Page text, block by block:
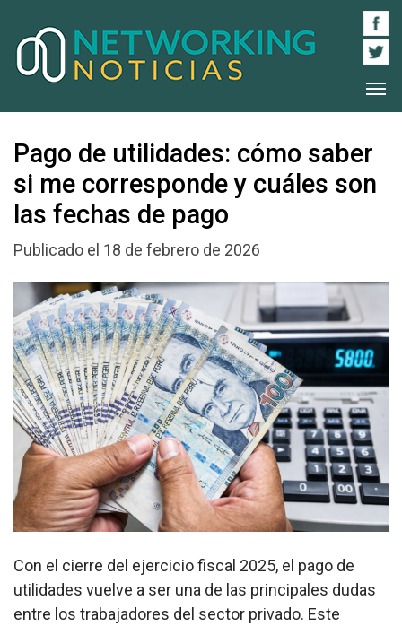
Pago de utilidades: cómo saber
si me corresponde y cuáles son
las fechas de pago
Publicado el 18 de febrero de 2026
Con el cierre del ejercicio fiscal 2025, el pago de
utilidades vuelve a ser una de las principales dudas
entre los trabajadores del sector privado. Este